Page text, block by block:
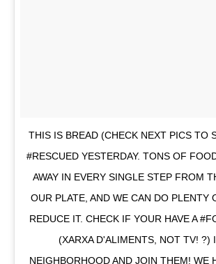
THIS IS BREAD (CHECK NEXT PICS TO
#RESCUED YESTERDAY. TONS OF
AWAY IN EVERY SINGLE STEP FROM
OUR PLATE, AND WE CAN DO PLENTY
REDUCE IT. CHECK IF YOUR HAVE A
(XARXA D'ALIMENTS, NOT TV! ?)
NEIGHBORHOOD AND JOIN THEM! WE